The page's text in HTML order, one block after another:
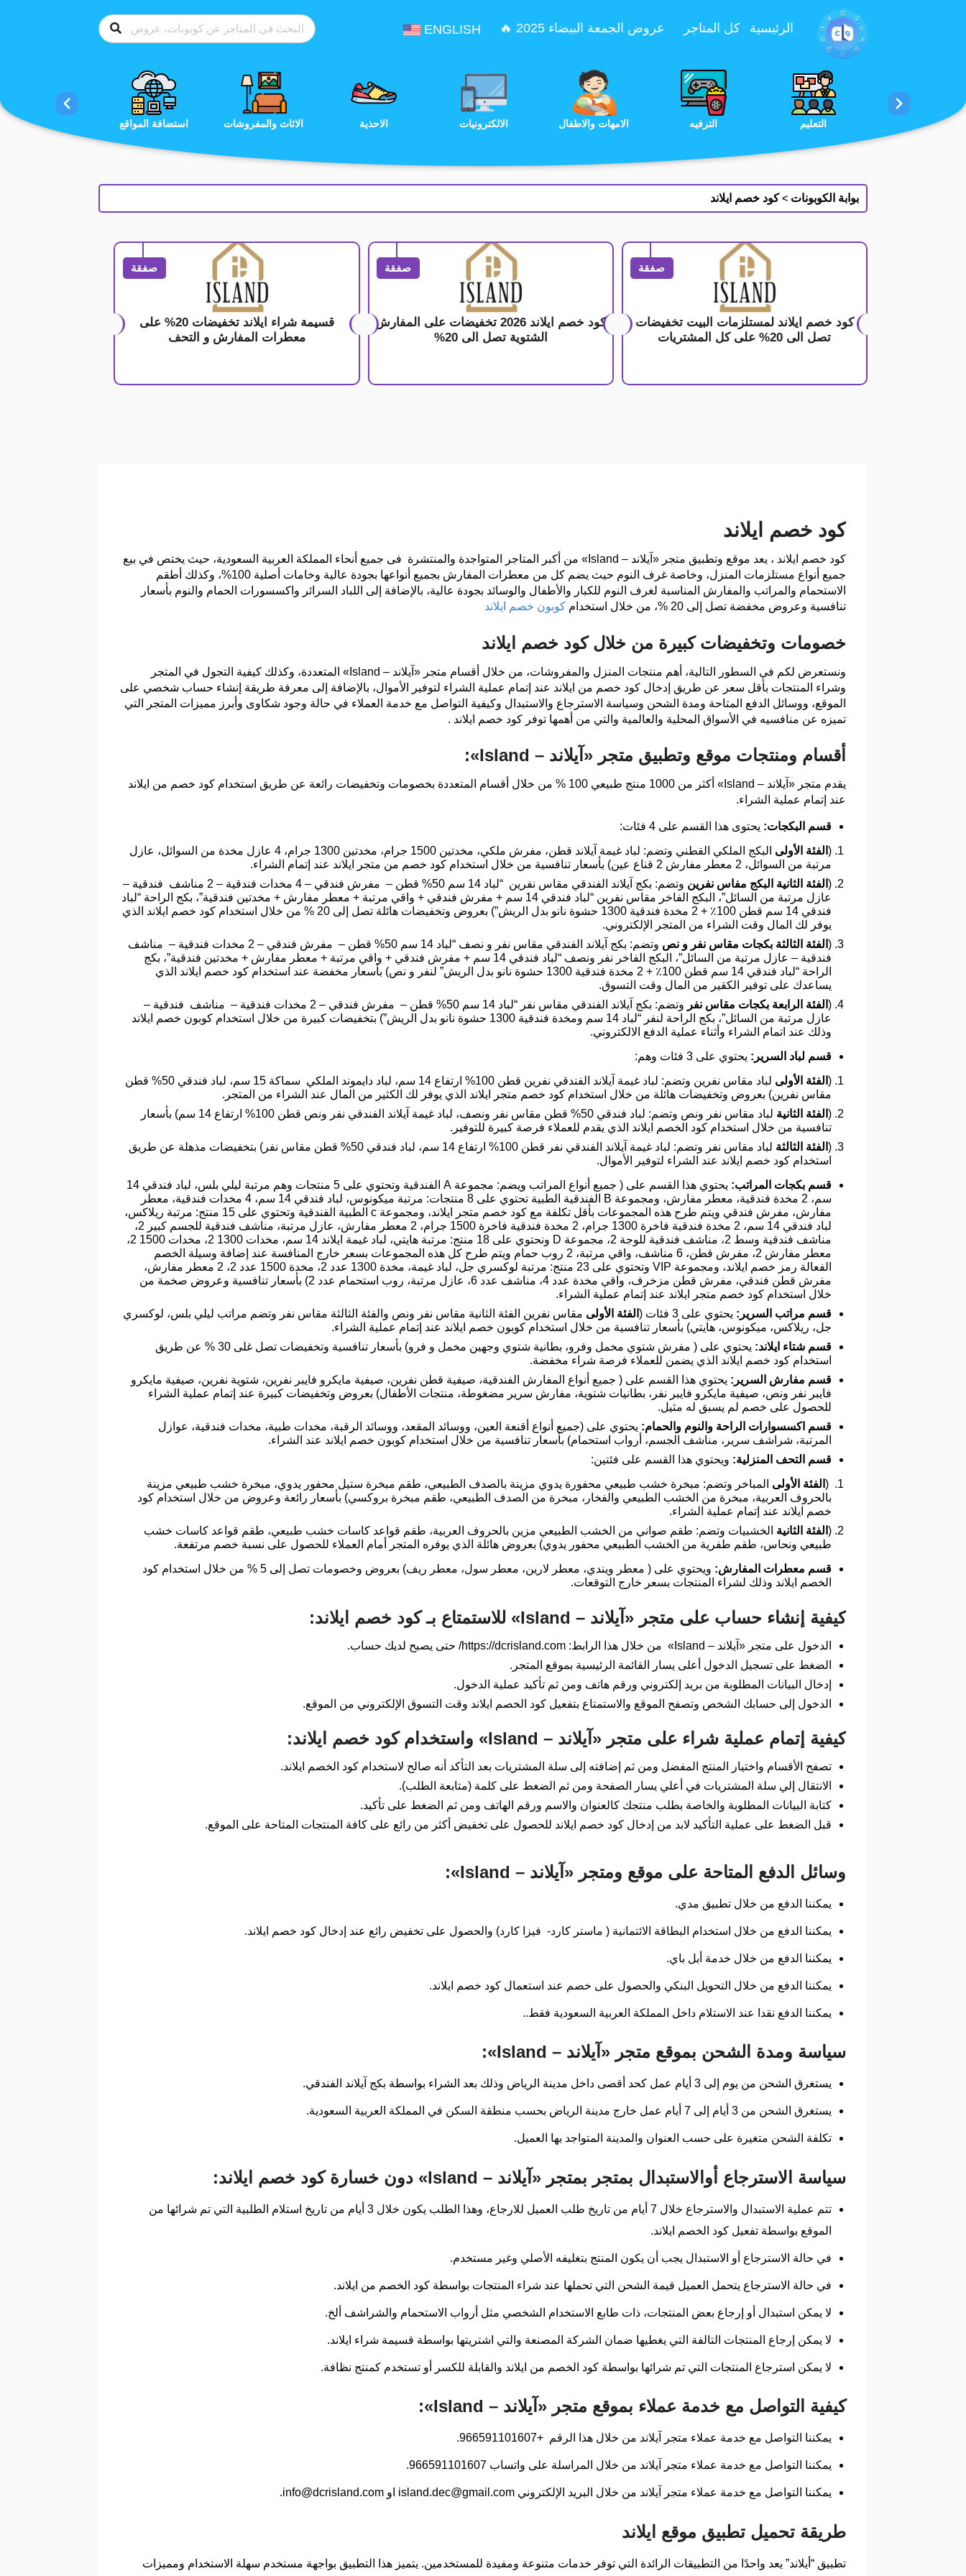
تخطي إلى المحتوى
الرئيسية كل المتاجر عروض الجمعة البيضاء 2025 🔥 ENGLISH
استضافة المواقع الاثاث والمفروشات الاحذية الالكترونيات الامهات والاطفال الترفيه التعليم الجمال والعناية الخدمات
بوابة الكوبونات > كود خصم ايلاند
صفقة
كود خصم ايلاند لمستلزمات البيت تخفيضات
تصل الى 20% على كل المشتريات
صفقة
كود خصم ايلاند 2026 تخفيضات على المفارش
الشتوية تصل الى 20%
صفقة
قسيمة شراء ايلاند تخفيضات 20% على
معطرات المفارش و التحف
كود خصم ايلاند
كود خصم ايلاند ، يعد موقع وتطبيق متجر «آيلاند – Island» من أكبر المتاجر المتواجدة والمنتشرة فى جميع أنحاء المملكة العربية السعودية، حيث يختص في بيع
جميع أنواع مستلزمات المنزل، وخاصة غرف النوم حيث يضم كل من معطرات المفارش بجميع أنواعها بجودة عالية وخامات أصلية 100%، وكذلك أطقم
الاستحمام والمراتب والمفارش المناسبة لغرف النوم للكبار والأطفال والوسائد بجودة عالية، بالإضافة إلى اللباد السرائر واكسسورات الحمام والنوم بأسعار
تنافسية وعروض مخفضة تصل إلى 20 %، من خلال استخدام
كوبون خصم ايلاند
خصومات وتخفيضات كبيرة من خلال كود خصم ايلاند
ونستعرض لكم في السطور التالية، أهم منتجات المنزل والمفروشات، من خلال أقسام متجر «آيلاند – Island» المتعددة، وكذلك كيفية التجول في المتجر
وشراء المنتجات بأقل سعر عن طريق إدخال كود خصم من ايلاند عند إتمام عملية الشراء لتوفير الأموال، بالإضافة إلى معرفة طريقة إنشاء حساب شخصي على
الموقع، ووسائل الدفع المتاحة ومدة الشحن وسياسة الاسترجاع والاستبدال وكيفية التواصل مع خدمة العملاء في حالة وجود شكاوى وأبرز مميزات المتجر التي
تميزه عن منافسيه في الأسواق المحلية والعالمية والتي من أهمها توفر كود خصم ايلاند .
أقسام ومنتجات موقع وتطبيق متجر «آيلاند – Island»:
يقدم متجر «آيلاند – Island» أكثر من 1000 منتج طبيعي 100 % من خلال أقسام المتعددة بخصومات وتخفيضات رائعة عن طريق استخدام كود خصم من ايلاند
عند إتمام عملية الشراء.
قسم البكجات: يحتوى هذا القسم على 4 فئات:
( الفئة الأولى
البكج الملكي القطني وتضم: لباد غيمة آيلاند قطن، مفرش ملكي، مخدتين 1500 جرام، مخدتين 1300 جرام، 4 عازل مخدة من السوائل، عازل
مرتبة من السوائل، 2 معطر مفارش 2 قناع عين) بأسعار تنافسية من خلال استخدام كود خصم من متجر ايلاند عند إتمام الشراء.
( الفئة الثانية البكج مفاس نفرين
وتضم: بكج آيلاند الفندقي مقاس نفرين “لباد 14 سم 50% قطن – مفرش فندقي – 4 مخدات فندقية – 2 مناشف فندقية –
عازل مرتبة من السائل”، البكج الفاخر مقاس نفرين “لباد فندقي 14 سم + مفرش فندقي + واقي مرتبة + معطر مفارش + مخدتين فندقية”، بكج الراحة “لباد
فندقي 14 سم قطن 100٪ + 2 مخدة فندقية 1300 حشوة نانو بدل الريش”) بعروض وتخفيضات هائلة تصل إلى 20 % من خلال استخدام كود خصم ايلاند الذي
يوفر لك المال وقت الشراء من المتجر الإلكتروني.
( الفئة الثالثة بكجات مقاس نفر و نص
وتضم: بكج آيلاند الفندقي مقاس نفر و نصف “لباد 14 سم 50% قطن – مفرش فندقي – 2 مخدات فندقية – مناشف
فندقية – عازل مرتبة من السائل”، البكج الفاخر نفر ونصف “لباد فندقي 14 سم + مفرش فندقي + واقي مرتبة + معطر مفارش + مخدتين فندقية”، بكج
الراحة “لباد فندقي 14 سم قطن 100٪ + 2 مخدة فندقية 1300 حشوة نانو بدل الريش” لنفر و نص) بأسعار مخفضة عند استخدام كود خصم ايلاند الذي
يساعدك على توفير الكقير من المال وقت التسوق.
( الفئة الرابعة بكجات مقاس نفر
وتضم: بكج آيلاند الفندقي مقاس نفر “لباد 14 سم 50% قطن – مفرش فندقي – 2 مخدات فندقية – مناشف فندقية –
عازل مرتبة من السائل”، بكج الراحة لنفر “لباد 14 سم ومخدة فندقية 1300 حشوة نانو بدل الريش”) بتخفيضات كبيرة من خلال استخدام كوبون خصم ايلاند
وذلك عند اتمام الشراء وأثناء عملية الدفع الالكتروني.
قسم لباد السرير: يحتوي على 3 فئات وهم:
( الفئة الأولى
لباد مقاس نفرين وتضم: لباد غيمة آيلاند الفندقي نفرين قطن 100% ارتفاع 14 سم، لباد دايموند الملكي سماكة 15 سم، لباد فندقي 50% قطن
مقاس نفرين) بعروض وتخفيضات هائلة من خلال استخدام كود خصم متجر ايلاند الذي يوفر لك الكثير من المال عند الشراء من المتجر.
( الفئة الثانية
لباد مقاس نفر ونص وتضم: لباد فندقي 50% قطن مقاس نفر ونصف، لباد غيمة آيلاند الفندقي نفر ونص قطن 100% ارتفاع 14 سم) بأسعار
تنافسية من خلال استخدام كود الخصم ايلاند الذي يقدم للعملاء فرصة كبيرة للتوفير.
( الفئة الثالثة
لباد مقاس نفر وتضم: لباد غيمة آيلاند الفندقي نفر قطن 100% ارتفاع 14 سم، لباد فندقي 50% قطن مقاس نفر) بتخفيضات مذهلة عن طريق
استخدام كود خصم ايلاند عند الشراء لتوفير الأموال.
قسم بكجات المراتب:
يحتوي هذا القسم على ( جميع أنواع المراتب ويضم: مجموعة A الفندقية وتحتوي على 5 منتجات وهم مرتبة ليلي بلس، لباد فندقي 14
سم، 2 مخدة فندقية، معطر مفارش، ومجموعة B الفندقية الطبية تحتوي على 8 منتجات: مرتبة ميكونوس، لباد فندقي 14 سم، 4 مخدات فندقية، معطر
مفارش، مفرش فندقي ويتم طرح هذه المجموعات بأقل تكلفة مع كود خصم متجر ايلاند، ومجموعة c الطبية الفندقية وتحتوي على 15 منتج: مرتبة ريلاكس،
لباد فندقي 14 سم، 2 مخدة فندقية فاخرة 1300 جرام، 2 مخدة فندقية فاخرة 1500 جرام، 2 معطر مفارش، عازل مرتبة، مناشف فندقية للجسم كبير 2،
مناشف فندقية وسط 2، مناشف فندقية للوجة 2، مجموعة D ونحتوي على 18 منتج: مرتبة هايتي، لباد غيمة ايلاند 14 سم، مخدات 1300 2، مخدات 1500 2،
معطر مفارش 2، مفرش قطن، 6 مناشف، واقي مرتبة، 2 روب حمام ويتم طرح كل هذه المجموعات بسعر خارج المنافسة عند إضافة وسيلة الخصم
الفعالة رمز خصم ايلاند، ومجموعة VIP وتحتوي على 23 منتج: مرتبة لوكسري جل، لباد غيمة، مخدة 1300 عدد 2، مخدة 1500 عدد 2، 2 معطر مفارش،
مفرش قطن فندقي، مفرش قطن مزخرف، واقي مخدة عدد 4، مناشف عدد 6، عازل مرتبة، روب استحمام عدد 2) بأسعار تنافسية وعروض صخمة من
خلال استخدام كود خصم متجر ايلاند عند إتمام عملية الشراء.
قسم مراتب السرير: يحتوي على 3 فئات ( الفئة الأولى مقاس نفرين الفئة الثانية مقاس نفر ونص والفئة الثالثة مقاس نفر وتضم مراتب ليلي بلس، لوكسري
جل، ريلاكس، ميكونوس، هايتي) بأسعار تنافسية من خلال استخدام كوبون خصم ايلاند عند إتمام عملية الشراء.
قسم شتاء ايلاند:
يحتوي على ( مفرش شتوي مخمل وفرو، بطانية شتوي وجهين مخمل و فرو) بأسعار تنافسية وتخفيضات تصل غلى 30 % عن طريق
استخدام كود خصم ايلاند الذي يضمن للعملاء فرصة شراء مخفضة.
قسم مفارش السرير: يحتوي هذا القسم على ( جميع أنواع المفارش الفندقية، صيفية قطن نفرين، صيفية مايكرو فايبر نفرين، شتوية نفرين، صيفية مايكرو
فايبر نفر ونص، صيفية مايكرو فايبر نفر، بطانيات شتوية، مفارش سرير مضغوطة، منتجات الأطفال) بعروض وتخفيضات كبيرة عند إتمام عملية الشراء
للحصول على خصم لم يسبق له مثيل.
قسم اكسسوارات الراحة والنوم والحمام: يحتوي على (جميع أنواع أقنعة العين، ووسائد المقعد، ووسائد الرقبة، مخدات طبية، مخدات فندقية، عوازل
المرتبة، شراشف سرير، مناشف الجسم، أرواب استحمام) بأسعار تنافسية من خلال استخدام كوبون خصم ايلاند عند الشراء.
قسم التحف المنزلية: ويحتوي هذا القسم على فئتين:
( الفئة الأولى المباخر وتضم: مبخرة خشب طبيعي محفورة يدوي مزينة بالصدف الطبيعي، طقم مبخرة ستيل محفور يدوي، مبخرة خشب طبيعي مزينة
بالحروف العربية، مبخرة من الخشب الطبيعي والفخار، مبخرة من الصدف الطبيعي، طقم مبخرة بروكسي) بأسعار رائعة وعروض من خلال استخدام كود
خصم ايلاند عند إتمام عملية الشراء.
( الفئة الثانية الخشبيات وتضم: طقم صواني من الخشب الطبيعي مزين بالحروف العربية، طقم قواعد كاسات خشب طبيعي، طقم قواعد كاسات خشب
طبيعي ونحاس، طقم طفرية من الخشب الطبيعي محفور يدوي) بعروض هائلة الذي يوفره المتجر أمام العملاء للحصول على نسبة خصم مرتفعة.
قسم معطرات المفارش:
ويحتوي على ( معطر ويندي، معطر لارين، معطر سول، معطر ريف) بعروض وخصومات تصل إلى 5 % من خلال استخدام كود
الخصم ايلاند وذلك لشراء المنتجات بسعر خارج التوقعات.
كيفية إنشاء حساب على متجر «آيلاند – Island» للاستمتاع بـ كود خصم ايلاند:
الدخول على متجر «آيلاند – Island» من خلال هذا الرابط: https://dcrisland.com/ حتى يصبح لديك حساب.
الضغط على تسجيل الدخول أعلى يسار القائمة الرئيسية بموقع المتجر.
إدخال البيانات المطلوبة من بريد إلكتروني ورقم هاتف ومن ثم تأكيد عملية الدخول.
الدخول إلى حسابك الشخص وتصفح الموقع والاستمتاع بتفعيل كود الخصم ايلاند وقت التسوق الإلكتروني من الموقع.
كيفية إتمام عملية شراء على متجر «آيلاند – Island» واستخدام كود خصم ايلاند:
تصفح الأقسام واختيار المنتج المفضل ومن ثم إضافته إلى سلة المشتريات بعد التأكد أنه صالح لاستخدام كود الخصم ايلاند.
الانتقال إلي سلة المشتريات في أعلي يسار الصفحة ومن ثم الضغط على كلمة (متابعة الطلب).
كتابة البيانات المطلوبة والخاصة بطلب منتجك كالعنوان والاسم ورقم الهاتف ومن ثم الضغط على تأكيد.
قبل الضغط على عملية التأكيد لابد من إدخال كود خصم ايلاند للحصول على تخفيض أكثر من رائع على كافة المنتجات المتاحة على الموقع.
وسائل الدفع المتاحة على موقع ومتجر «آيلاند – Island»:
يمكننا الدفع من خلال تطبيق مدي.
يمكننا الدفع من خلال استخدام البطاقة الائتمانية ( ماستر كارد- فيزا كارد) والحصول على تخفيض رائع عند إدخال كود خصم ايلاند.
يمكننا الدفع من خلال خدمة أبل باي.
يمكننا الدفع من خلال التحويل البنكي والحصول على خصم عند استعمال كود خصم ايلاند.
يمكننا الدفع نقدا عند الاستلام داخل المملكة العربية السعودية فقط..
سياسة ومدة الشحن بموقع متجر «آيلاند – Island»:
يستغرق الشحن من يوم إلى 3 أيام عمل كحد أقصى داخل مدينة الرياض وذلك بعد الشراء بواسطة بكج آيلاند الفندقي.
يستغرق الشحن من 3 أيام إلى 7 أيام عمل خارج مدينة الرياض بحسب منطقة السكن في المملكة العربية السعودية.
تكلفة الشحن متغيرة على حسب العنوان والمدينة المتواجد بها العميل.
سياسة الاسترجاع أوالاستبدال بمتجر بمتجر «آيلاند – Island» دون خسارة كود خصم ايلاند:
تتم عملية الاستبدال والاسترجاع خلال 7 أيام من تاريخ طلب العميل للارجاع، وهذا الطلب يكون خلال 3 أيام من تاريخ استلام الطلبية التي تم شرائها من
الموقع بواسطة تفعيل كود الخصم ايلاند.
في حالة الاسترجاع أو الاستبدال يجب أن يكون المنتج بتغليفه الأصلي وغير مستخدم.
في حالة الاسترجاع يتحمل العميل قيمة الشحن التي تحملها عند شراء المنتجات بواسطة كود الخصم من ايلاند.
لا يمكن استبدال أو إرجاع بعض المنتجات، ذات طابع الاستخدام الشخصي مثل أرواب الاستحمام والشراشف ألخ.
لا يمكن إرجاع المنتجات التالفة التي يغطيها ضمان الشركة المصنعة والتي اشتريتها بواسطة قسيمة شراء ايلاند.
لا يمكن استرجاع المنتجات التي تم شرائها بواسطة كود الخصم من ايلاند والقابلة للكسر أو تستخدم كمنتج نظافة.
كيفية التواصل مع خدمة عملاء بموقع متجر «آيلاند – Island»:
يمكننا التواصل مع خدمة عملاء متجر آيلاند من خلال هذا الرقم +966591101607.
يمكننا التواصل مع خدمة عملاء متجر آيلاند من خلال المراسلة على واتساب 966591101607.
يمكننا التواصل مع خدمة عملاء متجر آيلاند من خلال البريد الإلكتروني island.dec@gmail.com او info@dcrisland.com
.
طريقة تحميل تطبيق موقع ايلاند
تطبيق “أيلاند” يعد واحدًا من التطبيقات الرائدة التي توفر خدمات متنوعة ومفيدة للمستخدمين. يتميز هذا التطبيق بواجهة مستخدم سهلة الاستخدام ومميزات